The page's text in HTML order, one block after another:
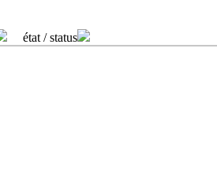
état / status